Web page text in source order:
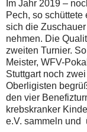
Im Jahr 2019 –
Pech, so
sich die
nehmen. Die
zweiten Turnier.
Meister, WFV-
Stuttgart noch
Oberligisten
den vier
krebskranker
e.V. sammeln und